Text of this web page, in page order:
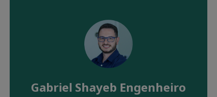
Gabriel Shayeb Engenheiro